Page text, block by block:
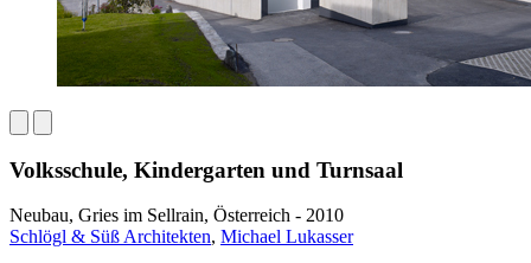
Volksschule, Kindergarten und Turnsaal
Neubau, Gries im Sellrain, Österreich - 2010
Schlögl & Süß Architekten, Michael Lukasser